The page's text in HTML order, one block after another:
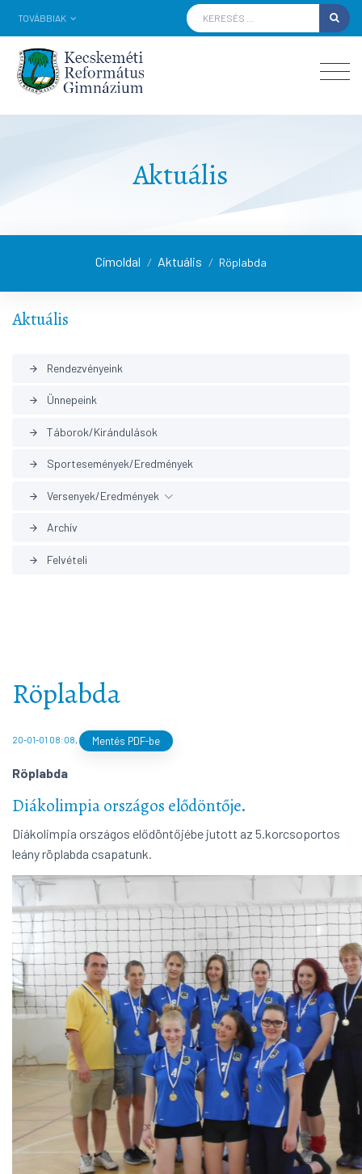
TOVÁBBIAK
Aktuális
Címoldal / Aktuális / Röplabda
Aktuális
arrow_forward Rendezvényeink
arrow_forward Ünnepeink
arrow_forward Táborok/Kirándulások
arrow_forward Sportesemények/Eredmények
arrow_forward Versenyek/Eredmények
Korábbi eredmények
arrow_forward Archív
arrow_forward Felvételi
Röplabda
20-01-01 08:08, Mentés PDF-be
Röplabda
Diákolimpia országos elődöntője.
Diákolimpia országos elődöntőjébe jutott az 5.korcsoportos
leány röplabda csapatunk.